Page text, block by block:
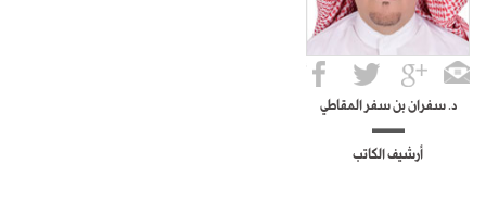
د. سفران بن سفر المقاطي
أرشيف الكاتب